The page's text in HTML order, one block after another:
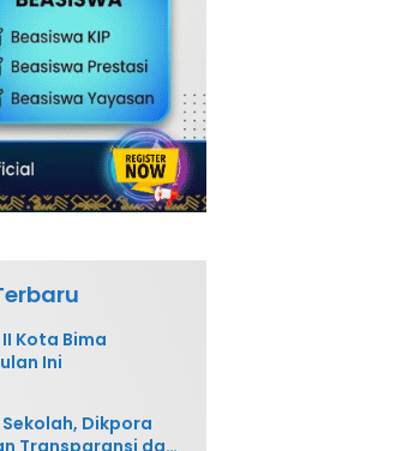
Kota Bima
Ini
Dikpora
Transparansi dan